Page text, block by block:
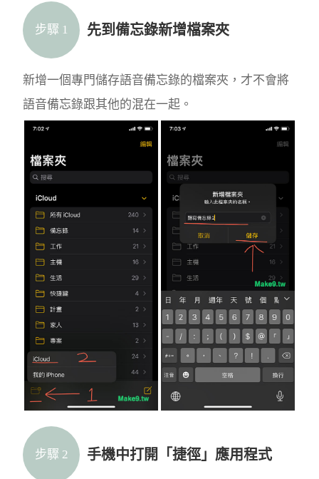
步驟 1 先到備忘錄新增檔案夾
新增一個專門儲存語音備忘錄的檔案夾，才不會將
語音備忘錄跟其他的混在一起。
步驟 2 手機中打開「捷徑」應用程式